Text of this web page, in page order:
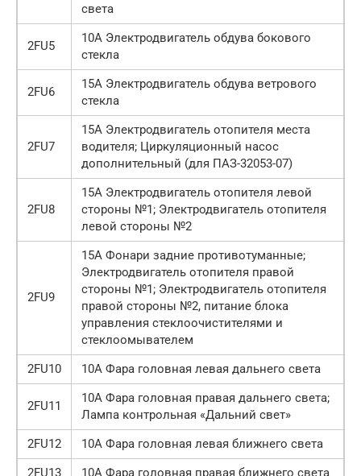
света
2FU5
10А Электродвигатель обдува бокового
стекла
2FU6
15А Электродвигатель обдува ветрового
стекла
2FU7
15А Электродвигатель отопителя места
водителя; Циркуляционный насос
дополнительный (для ПАЗ-32053-07)
2FU8
15А Электродвигатель отопителя левой
стороны №1; Электродвигатель отопителя
левой стороны №2
2FU9
15А Фонари задние противотуманные;
Электродвигатель отопителя правой
стороны №1; Электродвигатель отопителя
правой стороны №2, питание блока
управления стеклоочистителями и
стеклоомывателем
2FU10
10А Фара головная левая дальнего света
2FU11
10А Фара головная правая дальнего света;
Лампа контрольная «Дальний свет»
2FU12
10А Фара головная левая ближнего света
2FU13
10А Фара головная правая ближнего света